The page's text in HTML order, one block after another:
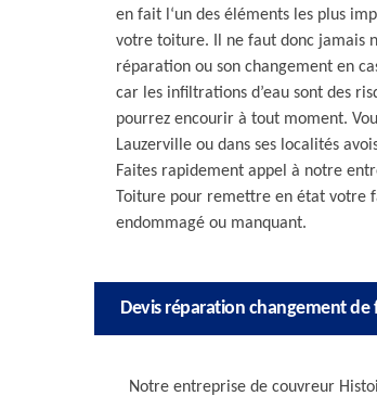
en fait l‘un des éléments les plus
votre toiture. Il ne faut donc jamais
réparation ou son changement en
car les infiltrations d’eau sont des
pourrez encourir à tout moment.
Lauzerville ou dans ses localités
Faites rapidement appel à notre
Toiture pour remettre en état votre
endommagé ou manquant.
Devis réparation changement de
Notre entreprise de couvreur